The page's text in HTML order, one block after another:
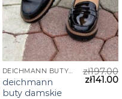
DEICHMANN BUTY DAMSKIE
deichmann
buty damskie
zł197.00
zł141.00